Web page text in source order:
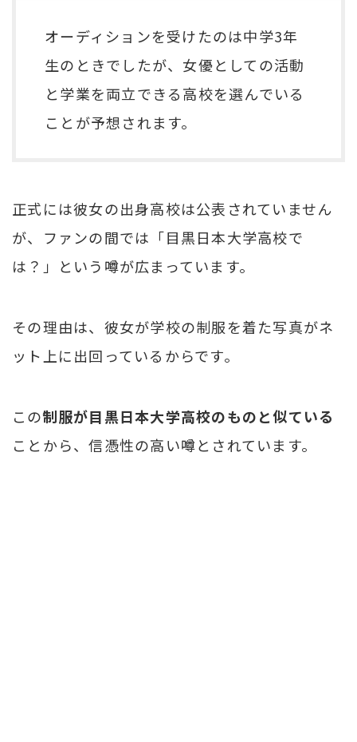
オーディションを受けたのは中学3年
生のときでしたが、女優としての活動
と学業を両立できる高校を選んでいる
ことが予想されます。
正式には彼女の出身高校は公表されていません
が、ファンの間では「目黒日本大学高校で
は？」という噂が広まっています。
その理由は、彼女が学校の制服を着た写真がネ
ット上に出回っているからです。
この制服が目黒日本大学高校のものと似ている
ことから、信憑性の高い噂とされています。